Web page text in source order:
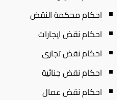
احكام محكمة النقض
احكام نقض ايجارات
احكام نقض تجارى
احكام نقض جنائية
احكام نقض عمال